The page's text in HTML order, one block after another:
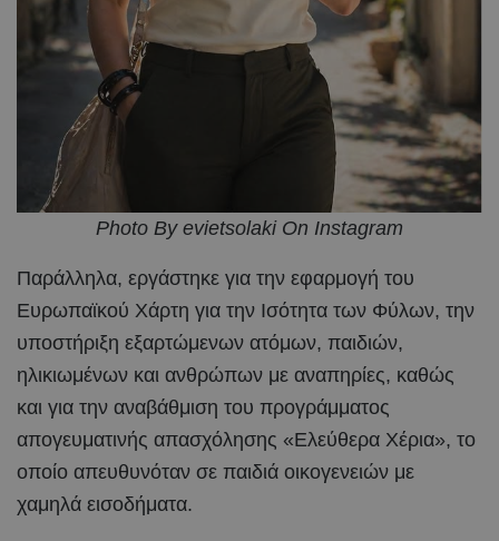
Photo By evietsolaki On Instagram
Παράλληλα, εργάστηκε για την εφαρμογή του
Ευρωπαϊκού Χάρτη για την Ισότητα των Φύλων, την
υποστήριξη εξαρτώμενων ατόμων, παιδιών,
ηλικιωμένων και ανθρώπων με αναπηρίες, καθώς
και για την αναβάθμιση του προγράμματος
απογευματινής απασχόλησης «Ελεύθερα Χέρια», το
οποίο απευθυνόταν σε παιδιά οικογενειών με
χαμηλά εισοδήματα.